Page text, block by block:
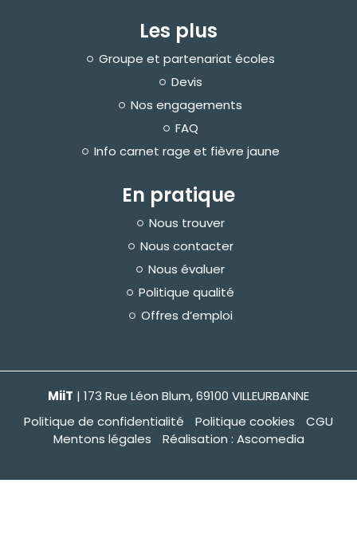
Les plus
Groupe et partenariat écoles
Devis
Nos engagements
FAQ
Info carnet rage et fièvre jaune
En pratique
Nous trouver
Nous contacter
Nous évaluer
Politique qualité
Offres d’emploi
MiiT | 173 Rue Léon Blum, 69100 VILLEURBANNE
Politique de confidentialité
Politique cookies
CGU
Mentons légales
Réalisation : Ascomedia